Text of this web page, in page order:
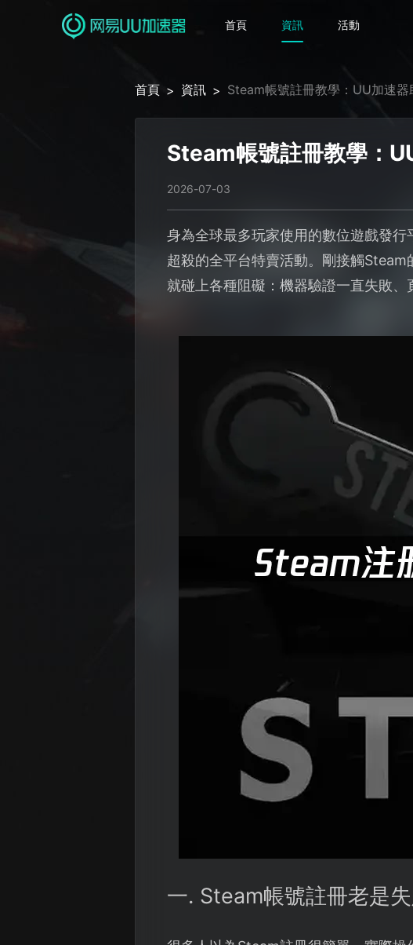
首頁 資訊 活動
首頁 > 資訊 > Steam帳號註冊教學：UU加速器
Steam帳號註冊教學：
2026-07-03
身為全球最多玩家使用的數位遊戲發
超殺的全平台特賣活動。剛接觸
就碰上各種阻礙：機器驗證一直失敗、
一. Steam帳號註冊老是